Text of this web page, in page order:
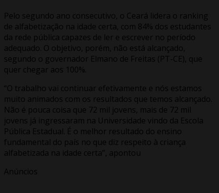
Pelo segundo ano consecutivo, o Ceará lidera o ranking
de alfabetização na idade certa, com 84% dos estudantes
da rede pública capazes de ler e escrever no período
adequado. O objetivo, porém, não está alcançado,
segundo o governador Elmano de Freitas (PT-CE), que
quer chegar aos 100%.
“O trabalho vai continuar efetivamente e nós estamos
muito animados com os resultados que temos alcançado.
Não é pouca coisa que 72 mil jovens, mais de 72 mil
jovens já ingressaram na Universidade vindo da Escola
Pública Estadual. É o melhor resultado do ensino
fundamental do país no que diz respeito à criança
alfabetizada na idade certa”, apontou
Anúncios